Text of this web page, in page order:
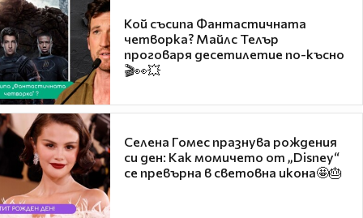
Кой съсипа Фантастичната
четворка? Майлс Телър
проговаря десетилетие по-късно
🎬👀💥
Селена Гомес празнува рождения
си ден: Как момичето от „Disney“
се превърна в световна икона🤩🎂